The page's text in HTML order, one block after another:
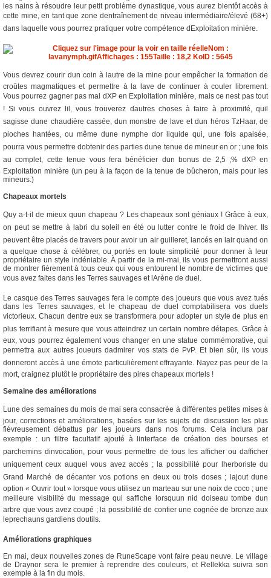
les nains à résoudre leur petit problème dynastique, vous aurez bientôt accès à
cette mine, en tant que zone dentraînement de niveau intermédiaire/élevé (68+)
dans laquelle vous pourrez pratiquer votre compétence dExploitation minière.
Vous devrez courir dun coin à lautre de la mine pour empêcher la formation de
croûtes magmatiques et permettre à la lave de continuer à couler librement.
Vous pourrez gagner pas mal dXP en Exploitation minière, mais ce nest pas tout
! Si vous ouvrez lil, vous trouverez dautres choses à faire à proximité, quil
sagisse dune chaudière cassée, dun monstre de lave et dun héros TzHaar, de
pioches hantées, ou même dune nymphe dor liquide qui, une fois apaisée,
pourra vous permettre dobtenir des parties dune tenue de mineur en or ; une fois
au complet, cette tenue vous fera bénéficier dun bonus de 2,5 ;% dXP en
Exploitation minière (un peu à la façon de la tenue de bûcheron, mais pour les
mineurs.)
Chapeaux mortels
Quy a-t-il de mieux quun chapeau ? Les chapeaux sont géniaux ! Grâce à eux,
on peut se mettre à labri du soleil en été ou lutter contre le froid de lhiver. Ils
peuvent être placés de travers pour avoir un air guilleret, lancés en lair quand on
a quelque chose à célébrer, ou portés en toute simplicité pour donner à leur
propriétaire un style indéniable. À partir de la mi-mai, ils vous permettront aussi
de montrer fièrement à tous ceux qui vous entourent le nombre de victimes que
vous avez faites dans les Terres sauvages et lArène de duel.
Le casque des Terres sauvages fera le compte des joueurs que vous avez tués
dans les Terres sauvages, et le chapeau de duel comptabilisera vos duels
victorieux. Chacun dentre eux se transformera pour adopter un style de plus en
plus terrifiant à mesure que vous atteindrez un certain nombre détapes. Grâce à
eux, vous pourrez également vous changer en une statue commémorative, qui
permettra aux autres joueurs dadmirer vos stats de PvP. Et bien sûr, ils vous
donneront accès à une émote particulièrement effrayante. Nayez pas peur de la
mort, craignez plutôt le propriétaire des pires chapeaux mortels !
Semaine des améliorations
Lune des semaines du mois de mai sera consacrée à différentes petites mises à
jour, corrections et améliorations, basées sur les sujets de discussion les plus
fiévreusement débattus par les joueurs dans nos forums. Cela inclura par
exemple : un filtre facultatif ajouté à linterface de création des bourses et
parchemins dinvocation, pour vous permettre de tous les afficher ou dafficher
uniquement ceux auquel vous avez accès ; la possibilité pour lherboriste du
Grand Marché de décanter vos potions en deux ou trois doses ; lajout dune
option « Ouvrir tout » lorsque vous utilisez un marteau sur une noix de coco ; une
meilleure visibilité du message qui saffiche lorsquun nid doiseau tombe dun
arbre que vous avez coupé ; la possibilité de confier une cognée de bronze aux
leprechauns gardiens doutils.
Améliorations graphiques
En mai, deux nouvelles zones de RuneScape vont faire peau neuve. Le village
de Draynor sera le premier à reprendre des couleurs, et Rellekka suivra son
exemple à la fin du mois.